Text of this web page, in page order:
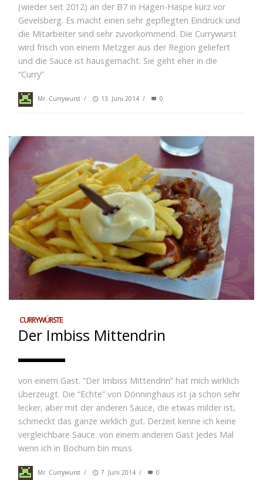
(wieder seit 2012) an der B7 in Hagen-Haspe kurz vor
Gevelsberg. Es macht einen sehr gepflegten Eindruck und
die Mitarbeiter sind sehr zuvorkommend. Die Currywurst
wird frisch von einem Metzger aus der Region geliefert
und die Sauce ist hausgemacht. Sie geht eher in die
“Curry”
Mr. Currywurst / 13. Juni 2014 / 0
CURRYWÜRSTE
Der Imbiss Mittendrin
von einem Gast. “Der Imbiss Mittendrin” hat mich wirklich
überzeugt. Die “Echte” von Dönninghaus ist ja schon sehr
lecker, aber mit der anderen Sauce, die etwas milder ist,
schmeckt das ganze wirklich gut. Derzeit kenne ich keine
vergleichbare Sauce. von einem anderen Gast Jedes Mal
wenn ich in Bochum bin muss
Mr. Currywurst / 7. Juni 2014 / 0